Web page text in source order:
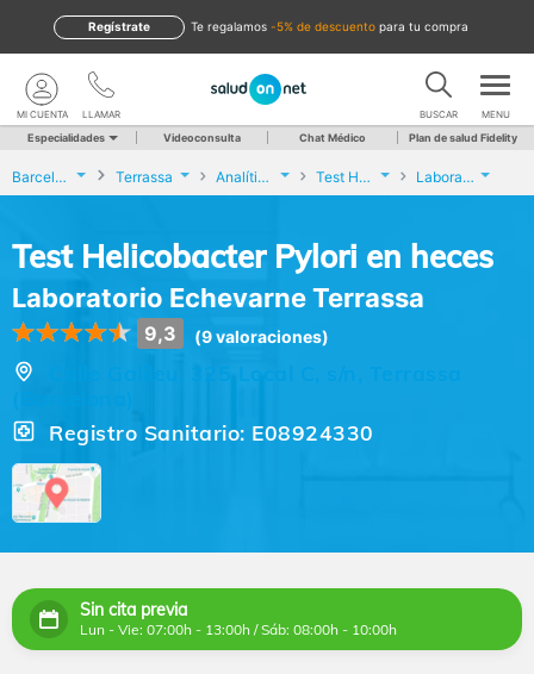
te regalamos -5% de descuento para tu compra
Regístrate
LLAMAR
MI CUENTA BUSCAR MENU
Especialidades Videoconsulta Chat Médico Plan de salud Fidelity
Barcelona Terrassa Analíticas y Genética Test Helicobacter Pylori en heces Laboratorio Echevarne Terrassa
Test Helicobacter Pylori en heces
Laboratorio Echevarne Terrassa
9,3 (9 valoraciones)
Registro Sanitario: E08924330
Sin cita previa
Lun - Vie: 07:00h - 13:00h / Sáb: 08:00h - 10:00h